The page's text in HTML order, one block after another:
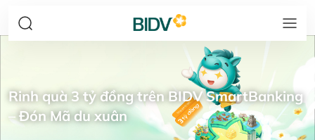
Rinh quà 3 tỷ đồng trên BIDV SmartBanking
– Đón Mã du xuân